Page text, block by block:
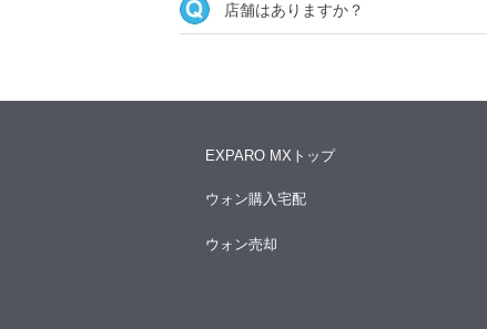
店舗はありますか？
EXPARO MXトップ
ウォン購入宅配
ウォン売却